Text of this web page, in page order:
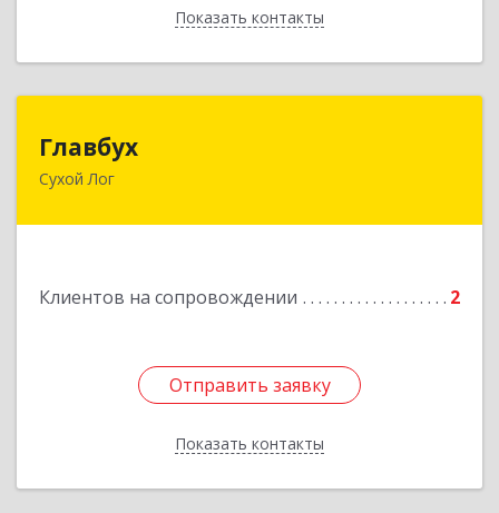
Показать контакты
Назад
Главбух
Сухой Лог
Клиентов на сопровождении 2
Отправить заявку
Показать контакты
Отправить заявку
Назад